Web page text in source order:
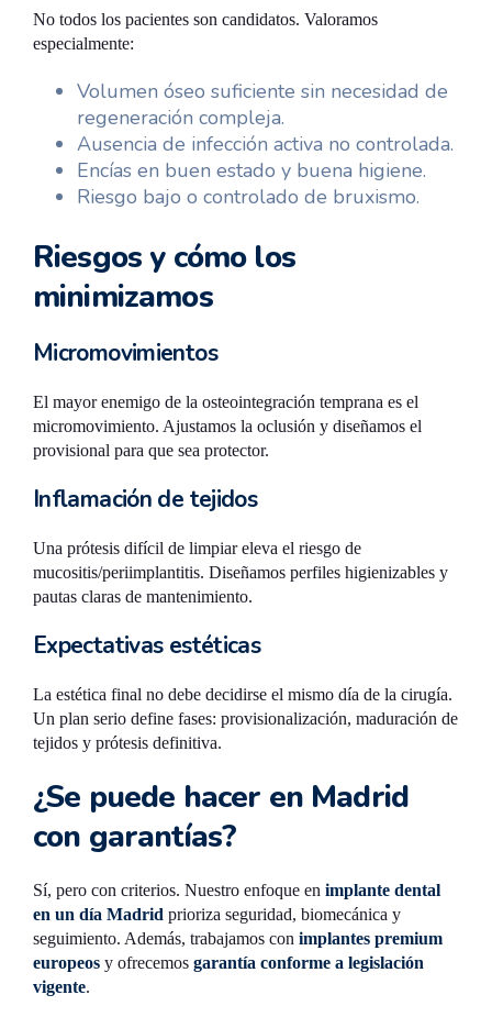
No todos los pacientes son candidatos. Valoramos
especialmente:
Volumen óseo suficiente sin necesidad de
regeneración compleja.
Ausencia de infección activa no controlada.
Encías en buen estado y buena higiene.
Riesgo bajo o controlado de bruxismo.
Riesgos y cómo los
minimizamos
Micromovimientos
El mayor enemigo de la osteointegración temprana es el
micromovimiento. Ajustamos la oclusión y diseñamos el
provisional para que sea protector.
Inflamación de tejidos
Una prótesis difícil de limpiar eleva el riesgo de
mucositis/periimplantitis. Diseñamos perfiles higienizables y
pautas claras de mantenimiento.
Expectativas estéticas
La estética final no debe decidirse el mismo día de la cirugía.
Un plan serio define fases: provisionalización, maduración de
tejidos y prótesis definitiva.
¿Se puede hacer en Madrid
con garantías?
Sí, pero con criterios. Nuestro enfoque en implante dental
en un día Madrid prioriza seguridad, biomecánica y
seguimiento. Además, trabajamos con implantes premium
europeos y ofrecemos garantía conforme a legislación
vigente.